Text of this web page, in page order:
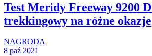
Test Meridy Freeway 9200
trekkingowy na różne okazje
NAGRODA
8 paź 2021